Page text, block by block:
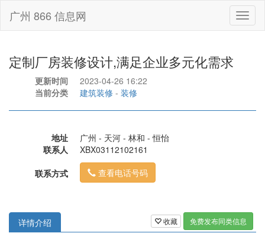
广州 866 信息网
定制厂房装修设计,满足企业多元化需求
更新时间
2023-04-26 16:22
当前分类
建筑装修 - 装修
地址
广州 - 天河 - 林和 - 恒怡
联系人
XBX03112102161
联系方式
查看电话号码
收藏 免费发布同类信息
详情介绍